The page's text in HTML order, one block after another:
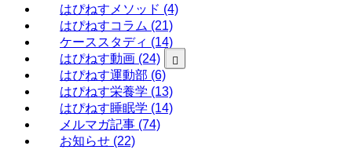
はぴねすメソッド (4)
はぴねすコラム (21)
ケーススタディ (14)
はぴねす動画 (24)
はぴねす運動部 (6)
はぴねす栄養学 (13)
はぴねす睡眠学 (14)
メルマガ記事 (74)
お知らせ (22)